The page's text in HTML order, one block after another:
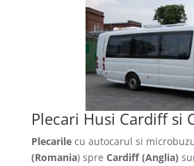
Plecari Husi Cardiff si
Plecarilecu autocarul si
(Romania) spre Cardiff (Anglia)